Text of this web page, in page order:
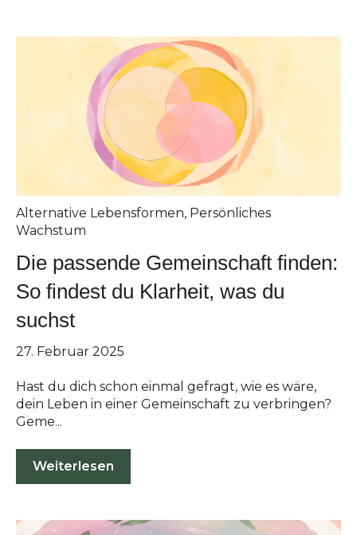
Alternative Lebensformen, Persönliches
Wachstum
Die passende Gemeinschaft finden:
So findest du Klarheit, was du
suchst
27. Februar 2025
Hast du dich schon einmal gefragt, wie es wäre,
dein Leben in einer Gemeinschaft zu verbringen?
Geme...
Weiterlesen